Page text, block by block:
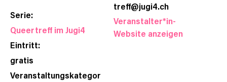
Serie:
Queertreff im Jugi4
Eintritt:
gratis
Veranstaltungskategor
treff@jugi4.ch
Veranstalter*in-
Website anzeigen